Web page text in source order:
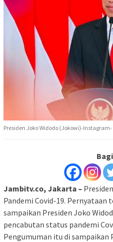
Presiden Joko Widodo (Jokowi)-Instagram-
Jambitv.co, Jakarta –
Pandemi Covid-19. Pernyataan
sampaikan Presiden Joko
pencabutan status pandemi
Pengumuman itu di sampaikan